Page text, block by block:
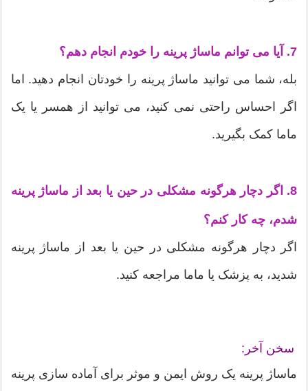
7. آیا می توانم ماساژ پرینه را خودم انجام دهم؟
بله، شما می توانید ماساژ پرینه را خودتان انجام دهید. اما
اگر احساس راحتی نمی کنید، می توانید از همسر یا یک
ماما کمک بگیرید.
8. اگر دچار هرگونه مشکلی در حین یا بعد از ماساژ پرینه
شدم، چه کار کنم؟
اگر دچار هرگونه مشکلی در حین یا بعد از ماساژ پرینه
شدید، به پزشک یا ماما مراجعه کنید.
سخن آخر:
ماساژ پرینه یک روش ایمن و موثر برای آماده سازی پرینه